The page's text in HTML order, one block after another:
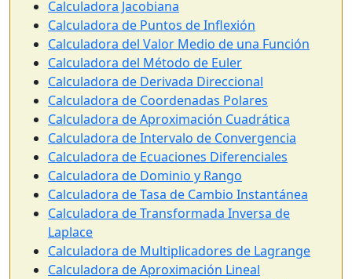
Calculadora Jacobiana
Calculadora de Puntos de Inflexión
Calculadora del Valor Medio de una Función
Calculadora del Método de Euler
Calculadora de Derivada Direccional
Calculadora de Coordenadas Polares
Calculadora de Aproximación Cuadrática
Calculadora de Intervalo de Convergencia
Calculadora de Ecuaciones Diferenciales
Calculadora de Dominio y Rango
Calculadora de Tasa de Cambio Instantánea
Calculadora de Transformada Inversa de
Laplace
Calculadora de Multiplicadores de Lagrange
Calculadora de Aproximación Lineal